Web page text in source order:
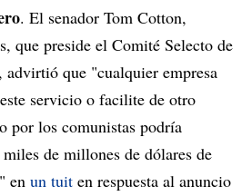
. El senador Tom Cotton,
que preside el Comité Selecto de
que "cualquier empresa
servicio o facilite de otro
por los comunistas podría
de millones de dólares de
en un tuit en respuesta al anuncio